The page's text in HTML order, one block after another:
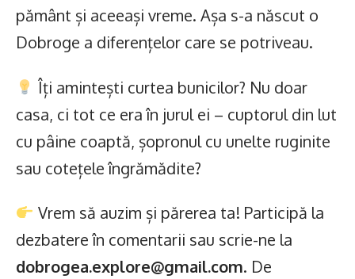
pământ și aceeași vreme. Așa s-a născut o
Dobroge a diferențelor care se potriveau.
Îți amintești curtea bunicilor? Nu doar
casa, ci tot ce era în jurul ei – cuptorul din lut
cu pâine coaptă, șopronul cu unelte ruginite
sau cotețele îngrămădite?
Vrem să auzim și părerea ta! Participă la
dezbatere în comentarii sau scrie-ne la
dobrogea.explore@gmail.com. De